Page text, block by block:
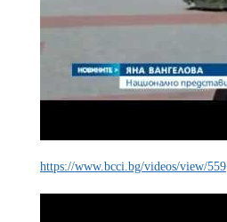
https://www.bcci.bg/videos/view/559